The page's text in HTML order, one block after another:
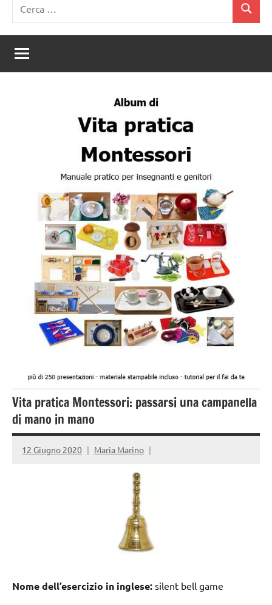
per:
Cerca
Vita pratica Montessori: passarsi una campanella
di mano in mano
12 Giugno 2020 Maria Marino
Nome dell’esercizio in inglese: silent bell game